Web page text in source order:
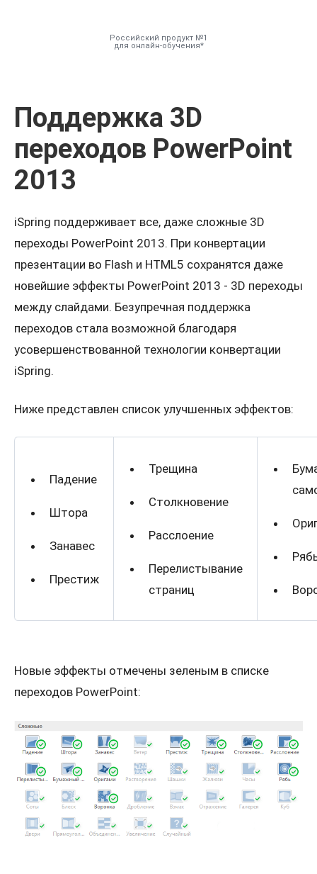
Российский продукт №1
для онлайн-обучения
Решения
Тарифы
База знаний
Мой Аккаунт
Поддержка 3D
переходов PowerPoint
2013
iSpring поддерживает все, даже сложные 3D
переходы PowerPoint 2013. При конвертации
презентации во Flash и HTML5 сохранятся даже
новейшие эффекты PowerPoint 2013 - 3D переходы
между слайдами. Безупречная поддержка
переходов стала возможной благодаря
усовершенствованной технологии конвертации
iSpring.
Ниже представлен список улучшенных эффектов:
Падение
Штора
Занавес
Престиж
Трещина
Столкновение
Расслоение
Перелистывание
страниц
Новые эффекты отмечены зеленым в списке
переходов PowerPoint: